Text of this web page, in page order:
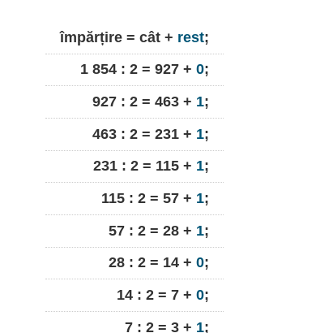
împărțire = cât + rest;
1 854 : 2 = 927 + 0;
927 : 2 = 463 + 1;
463 : 2 = 231 + 1;
231 : 2 = 115 + 1;
115 : 2 = 57 + 1;
57 : 2 = 28 + 1;
28 : 2 = 14 + 0;
14 : 2 = 7 + 0;
7 : 2 = 3 + 1;